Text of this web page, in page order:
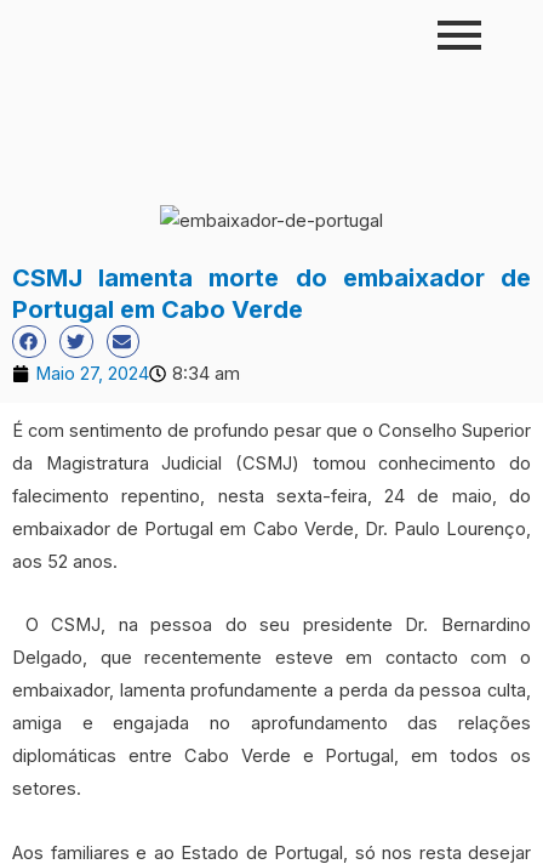
CSMJ lamenta morte do embaixador de
Portugal em Cabo Verde
Maio 27, 2024 8:34 am
É com sentimento de profundo pesar que o Conselho Superior
da Magistratura Judicial (CSMJ) tomou conhecimento do
falecimento repentino, nesta sexta-feira, 24 de maio, do
embaixador de Portugal em Cabo Verde, Dr. Paulo Lourenço,
aos 52 anos.
‌ O CSMJ, na pessoa do seu presidente Dr. Bernardino
Delgado, que recentemente esteve em contacto com o
embaixador, lamenta profundamente a perda da pessoa culta,
amiga e engajada no aprofundamento das relações
diplomáticas entre Cabo Verde e Portugal, em todos os
setores.
‌Aos familiares e ao Estado de Portugal, só nos resta desejar